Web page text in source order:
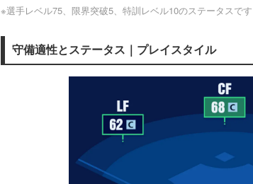
※選手レベル75、限界突破5、特訓レベル10のステータスです
守備適性とステータス｜プレイスタイル